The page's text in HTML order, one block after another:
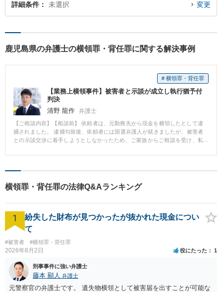
詳細条件 未選択 変更
鹿児島県の弁護士の横領罪・背任罪に関する解決事例
# 横領罪・背任罪
【業務上横領事件】被害者と示談が成立し執行猶予付
判決
清野 龍作 弁護士
【ご相談内容】【相談前】 依頼者は、元勤務先から現金を横領したとして逮
捕されました。 逮捕勾留後、依頼者には国選弁護人が就きましたが、被害者
との示談交渉に着手しようとしなかったため、ご家族からご相談を受け、私
くと直ぐに被害者に連絡を取り、何度も交渉を重ねた結果、示談を成立させ
れたため、依頼者は元の生活を送りながら裁判を受けることができました。
裁判では、被害者との間で示談が成立していることが重視され、執行猶予付
事事件は時間との勝負になりますので、国選弁護人の弁護活動に不満をお持
ちの場合には、お早めにご相談ください。
横領罪・背任罪の法律Q&Aランキング
1
紛失した財布が見つかったが抜かれた現金につい
て
#被害者 #横領罪・背任罪
2026年8月2日 役にたった 1
刑事事件に強い弁護士
藤本 顯人 弁護士
元警察官の弁護士です。 遺失物横領として被害届を出すことが可能な